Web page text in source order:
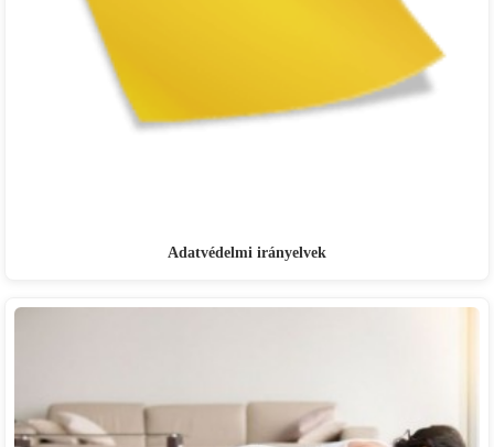
Adatvédelmi irányelvek